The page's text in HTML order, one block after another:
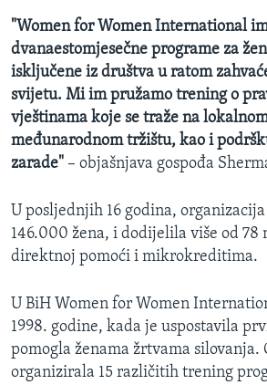
"Women for Women International
dvanaestomjesečne programe za
isključene iz društva u ratom
svijetu. Mi im pružamo trening o
vještinama koje se traže na
međunarodnom tržištu, kao i
zarade" – objašnjava gospođa
U posljednjih 16 godina,
146.000 žena, i dodijelila više od 78
direktnoj pomoći i mikrokreditima.
U BiH Women for Women
1998. godine, kada je uspostavila
pomogla ženama žrtvama silovanja.
organizirala 15 različitih trening